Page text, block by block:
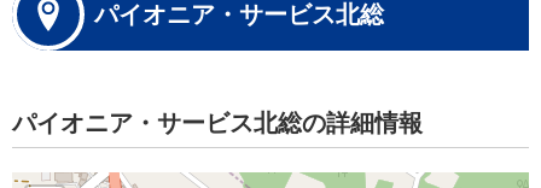
パイオニア・サービス北総
パイオニア・サービス北総の詳細情報